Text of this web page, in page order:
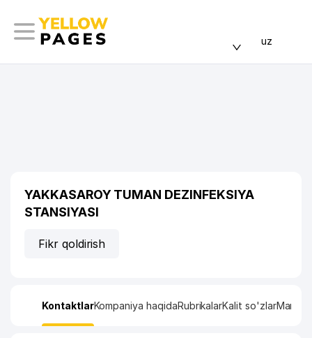
uz
YAKKASAROY TUMAN DEZINFEKSIYA
STANSIYASI
Fikr qoldirish
KontaktlarKompaniya haqidaRubrikalarKalit so'zlarManzil